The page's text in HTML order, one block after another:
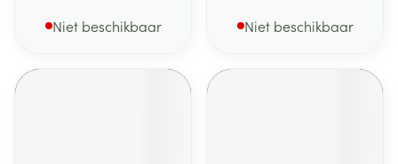
Niet beschikbaar Niet beschikbaar